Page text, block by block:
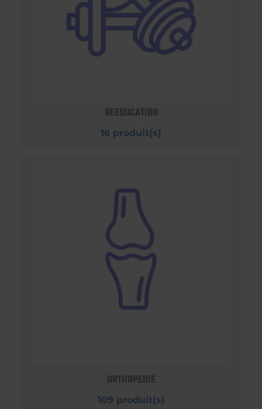
REEDUCATION
16 produit(s)
ORTHOPEDIE
109 produit(s)